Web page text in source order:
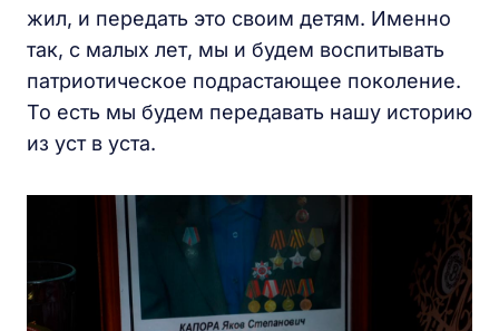
жил, и передать это своим детям. Именно
так, с малых лет, мы и будем воспитывать
патриотическое подрастающее поколение.
То есть мы будем передавать нашу историю
из уст в уста.